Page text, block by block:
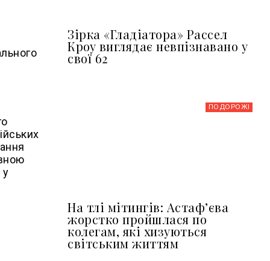
у
Зірка «Гладіатора» Рассел
Кроу виглядає невпізнавано у
свої 62
ПОДОРОЖІ
На тлі мітингів: Астафʼєва
жорстко пройшлася по
колегам, які хизуються
світським життям